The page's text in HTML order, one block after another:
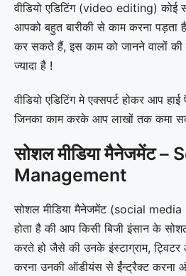
वीडियो एडिटिंग (video editing) कोई
आपको बहुत बारीकी से काम करना
कर सकते हैं, इस काम को जानने वालों की
ज्यादा है !
वीडियो एडिटिंग मे एक्सपर्ट होकर आप
जिनका काम करके आप लाखों तक कमा
सोशल मीडिया मैनेजमेंट –
Management
सोशल मीडिया मैनेजमेंट (social
होता है की आप किसी बिजी इंसान के
करते हो जैसे की उनके इंस्टाग्राम,
करना उनकी ऑडीयंस से ईंन्ट्रैक्ट करना